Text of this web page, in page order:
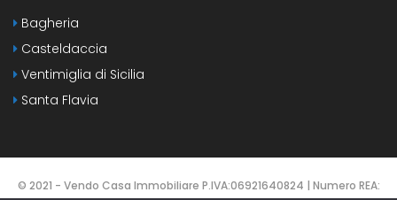
Bagheria
Casteldaccia
Ventimiglia di Sicilia
Santa Flavia
© 2021 - Vendo Casa Immobiliare P.IVA:06921640824 | Numero REA: